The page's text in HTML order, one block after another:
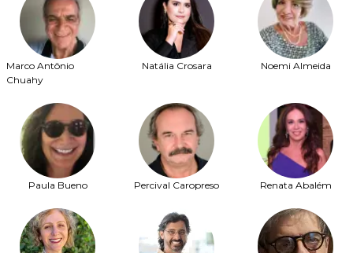
Marco Antônio
Chuahy
Natália Crosara Noemi Almeida
Paula Bueno Percival Caropreso Renata Abalém